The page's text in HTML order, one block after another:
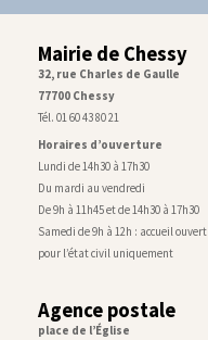
Mairie de Chessy
32, rue Charles de Gaulle
77700 Chessy
Tél. 01 60 43 80 21
Horaires d’ouverture
Lundi de 14h30 à 17h30
Du mardi au vendredi
De 9h à 11h45 et de 14h30 à 17h30
Samedi de 9h à 12h : accueil ouvert
pour l’état civil uniquement
Agence postale
place de l’Église